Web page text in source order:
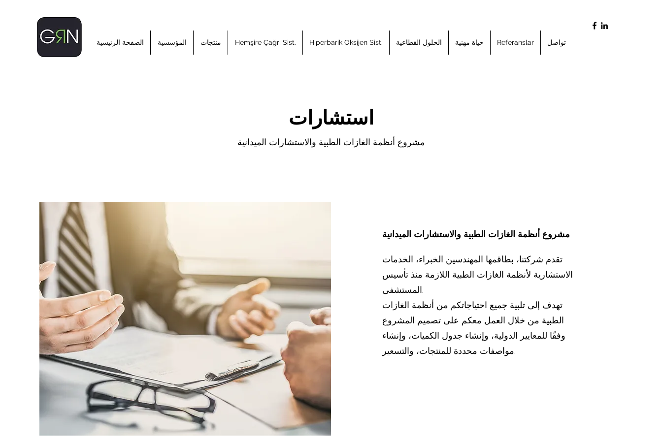
الصفحة الرئيسية المؤسسية منتجات Hemşire Çağrı Sist. Hiperbarik Oksijen Sist. الحلول القطاعية حياة مهنية Referanslar تواصل
استشارات
​مشروع أنظمة الغازات الطبية والاستشارات الميدانية
​مشروع أنظمة الغازات الطبية والاستشارات الميدانية
تقدم شركتنا، بطاقمها المهندسين الخبراء، الخدمات
الاستشارية لأنظمة الغازات الطبية اللازمة منذ تأسيس
المستشفى.
تهدف إلى تلبية جميع احتياجاتكم من أنظمة الغازات
الطبية من خلال العمل معكم على تصميم المشروع
وفقًا للمعايير الدولية، وإنشاء جدول الكميات، وإنشاء
مواصفات محددة للمنتجات، والتسعير.